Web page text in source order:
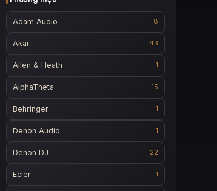
Adam Audio 8
Akai 43
Allen & Heath 1
AlphaTheta 15
Behringer 1
Denon Audio 1
Denon DJ 22
Ecler 1